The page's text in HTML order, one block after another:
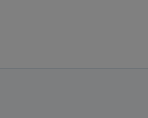
żądania